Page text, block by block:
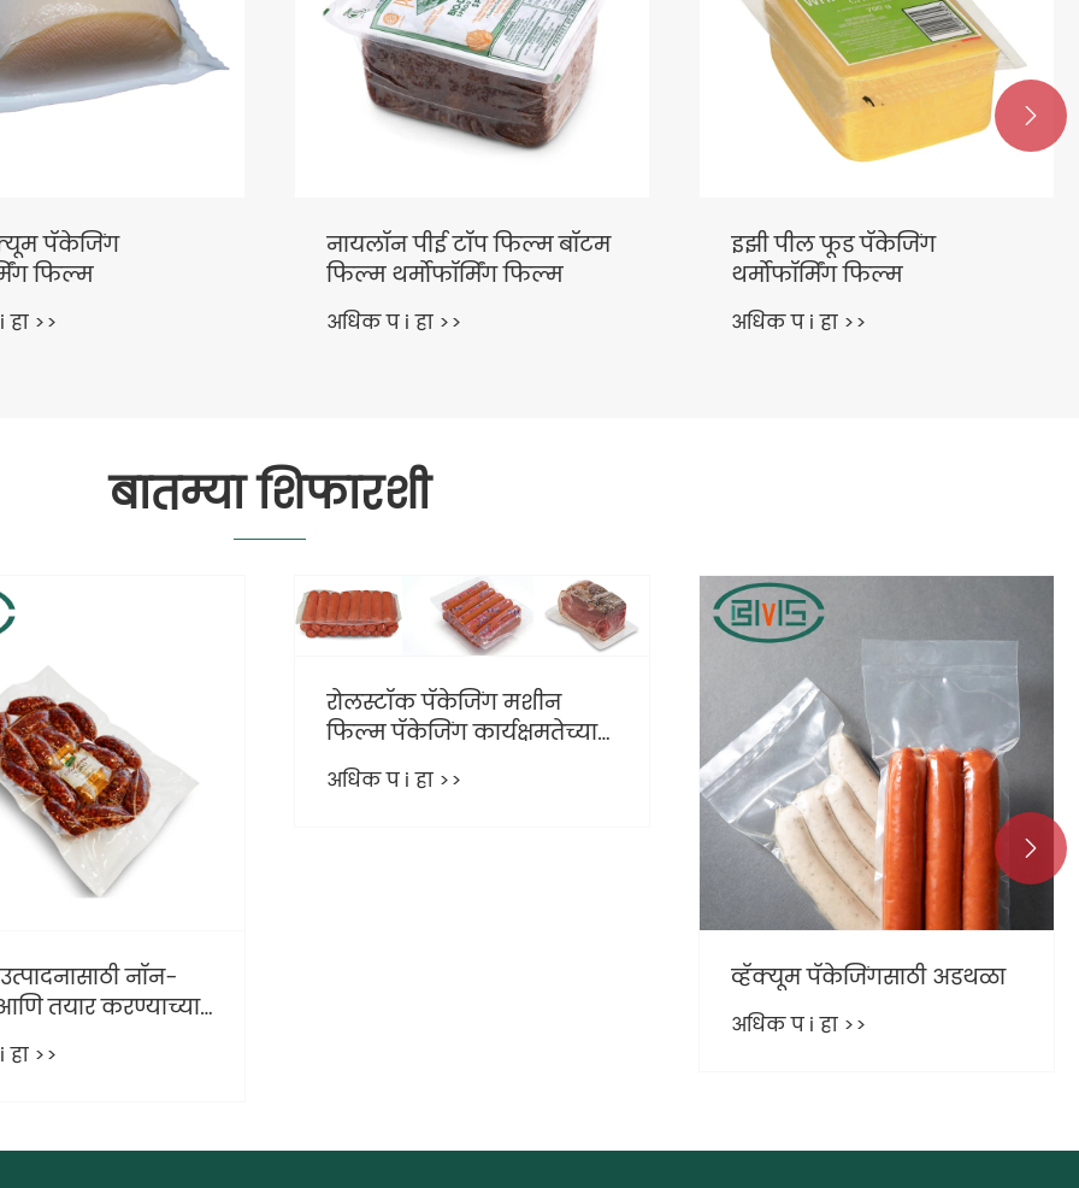
पीई टॉप फिल्म बॉटम
फिल्म
हा >>
इझी पील फूड पॅकेजिंग
थर्मोफॉर्मिंग फिल्म
अधिक प i हा >>
बोन गार्ड मांस संकुचित पिशव्या
अधिक प i हा >>

बातम्या शिफारशी
पॅकेजिंग मशीन
कार्यक्षमतेच्या
प्रवेश करते का?
हा >>
इनोव्हेटिव्ह फॉर्मिंग फिल्म्सचा
फूड पॅकेजिंग सोल्यूशन्सवर
काय परिणाम होतो?
अधिक प i हा >>
